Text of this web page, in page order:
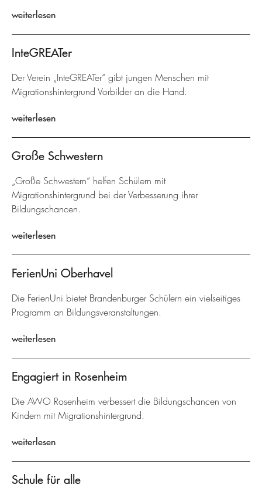
weiterlesen
InteGREATer
Der Verein „InteGREATer“ gibt jungen Menschen mit
Migrationshintergrund Vorbilder an die Hand.
weiterlesen
Große Schwestern
„Große Schwestern“ helfen Schülern mit
Migrationshintergrund bei der Verbesserung ihrer
Bildungschancen.
weiterlesen
FerienUni Oberhavel
Die FerienUni bietet Brandenburger Schülern ein vielseitiges
Programm an Bildungsveranstaltungen.
weiterlesen
Engagiert in Rosenheim
Die AWO Rosenheim verbessert die Bildungschancen von
Kindern mit Migrationshintergrund.
weiterlesen
Schule für alle